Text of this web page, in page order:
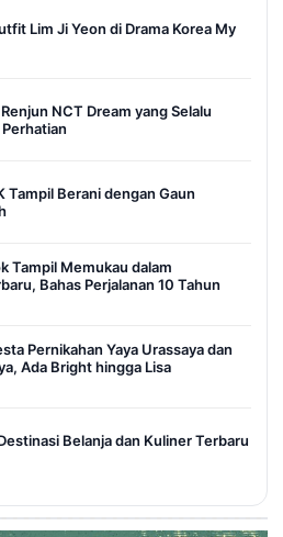
Lim Ji Yeon di Drama Korea My
NCT Dream yang Selalu
Tampil Berani dengan Gaun
Tampil Memukau dalam
Bahas Perjalanan 10 Tahun
Pernikahan Yaya Urassaya dan
Ada Bright hingga Lisa
Belanja dan Kuliner Terbaru